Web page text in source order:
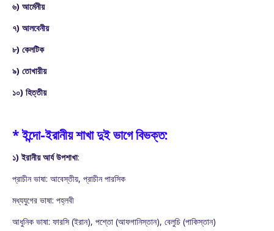
৬) আর্মেনীয়
৭) আলবেনীয়
৮) কেলটিক
৯) তোখারীয়
১০) হিত্তীয়
* ইন্দো-ইরানীয় শাখা দুই ভাগে বিভক্ত:
১) ইরানীয় আর্য উপশাখা:
প্রাচীন ভাষা: আবেস্তীয়, প্রাচীন পারসিক
মধ্যযুগের ভাষা: পহ্লবী
আধুনিক ভাষা: ফারসি (ইরান), পশ্তো (আফগানিস্তান), বেলুচি (পাকিস্তান)